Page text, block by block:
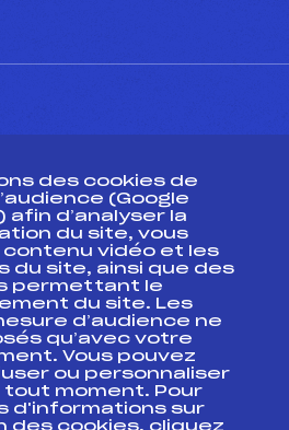
fédéral
Formation, Suivi
des cookies de
(Google
afin d’analyser la
du site, vous
vidéo et les
du site, ainsi que des
permettant le
du site. Les
d’audience ne
qu’avec votre
Vous pouvez
ou personnaliser
tout moment. Pour
d'informations sur
des cookies, cliquez